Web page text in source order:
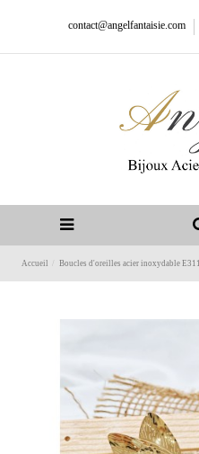
contact@angelfantaisie.com
Accueil Boucles d'oreilles acier inoxydable E311